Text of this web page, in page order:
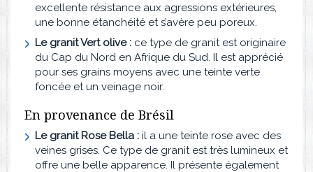
excellente résistance aux agressions extérieures,
une bonne étanchéité et s’avère peu poreux.
Le granit Vert olive : ce type de granit est originaire
du Cap du Nord en Afrique du Sud. Il est apprécié
pour ses grains moyens avec une teinte verte
foncée et un veinage noir.
En provenance de Brésil
Le granit Rose Bella : il a une teinte rose avec des
veines grises. Ce type de granit est très lumineux et
offre une belle apparence. Il présente également